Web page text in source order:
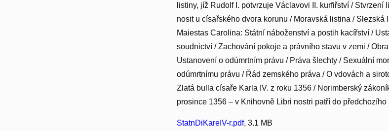
listiny, jíž Rudolf I. potvrzuje Václavovi II. kurfiřství /
nosit u císařského dvora korunu / Moravská listina /
Maiestas Carolina: Státní náboženství a postih kacířství /
soudnictví / Zachování pokoje a právního stavu v zemi /
Ustanovení o odúmrtním právu / Práva šlechty / Sexuální
odúmrtnímu právu / Řád zemského práva / O vdovách a
Zlatá bulla císaře Karla IV. z roku 1356 / Norimberský
prosince 1356 – v Knihovně Libri nostri patří do
StatnDiKareIV-r.pdf, 3.1 MB